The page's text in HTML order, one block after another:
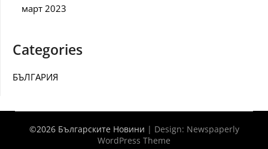
март 2023
Categories
БЪЛГАРИЯ
©2026 Българските Новини | Design: Newspaperly
WordPress Theme